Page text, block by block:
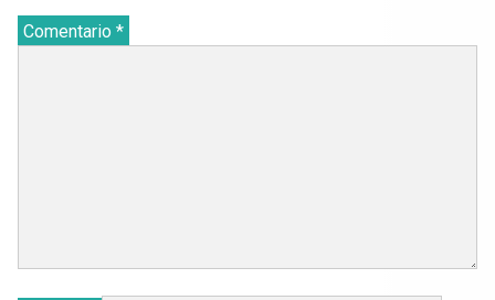
Comentario *